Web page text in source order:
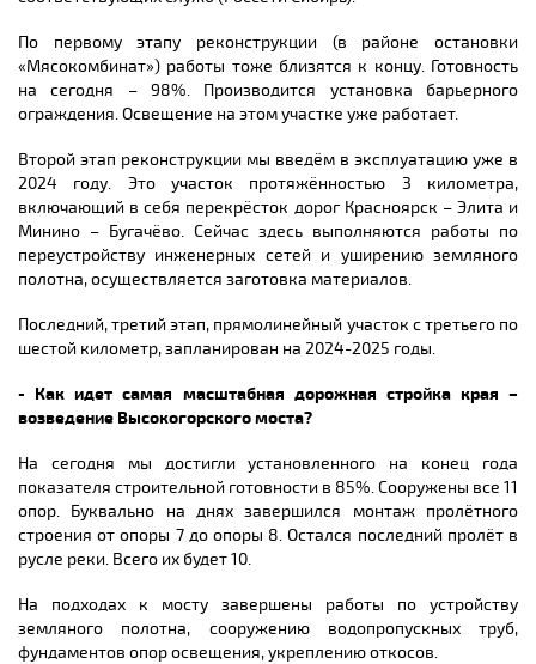
По первому этапу реконструкции (в районе остановки
«Мясокомбинат») работы тоже близятся к концу. Готовность
на сегодня – 98%. Производится установка барьерного
ограждения. Освещение на этом участке уже работает.
Второй этап реконструкции мы введём в эксплуатацию уже в
2024 году. Это участок протяжённостью 3 километра,
включающий в себя перекрёсток дорог Красноярск – Элита и
Минино – Бугачёво. Сейчас здесь выполняются работы по
переустройству инженерных сетей и уширению земляного
полотна, осуществляется заготовка материалов.
Последний, третий этап, прямолинейный участок с третьего по
шестой километр, запланирован на 2024-2025 годы.
- Как идет самая масштабная дорожная стройка края –
возведение Высокогорского моста?
На сегодня мы достигли установленного на конец года
показателя строительной готовности в 85%. Сооружены все 11
опор. Буквально на днях завершился монтаж пролётного
строения от опоры 7 до опоры 8. Остался последний пролёт в
русле реки. Всего их будет 10.
На подходах к мосту завершены работы по устройству
земляного полотна, сооружению водопропускных труб,
фундаментов опор освещения, укреплению откосов.